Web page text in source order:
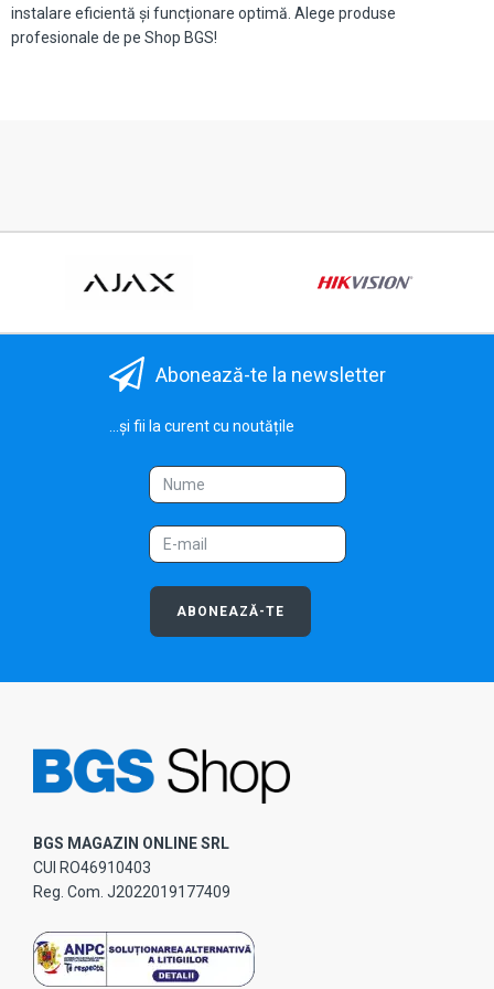
instalare eficientă și funcționare optimă. Alege produse
profesionale de pe Shop BGS!
Abonează-te la newsletter
...și fii la curent cu noutățile
ABONEAZĂ-TE
BGS MAGAZIN ONLINE SRL
CUI RO46910403
Reg. Com. J2022019177409